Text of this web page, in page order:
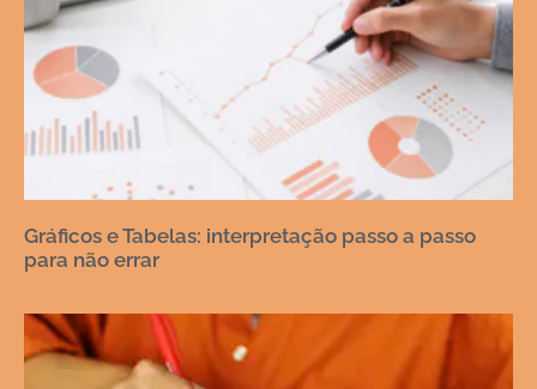
Gráficos e Tabelas: interpretação passo a passo
para não errar